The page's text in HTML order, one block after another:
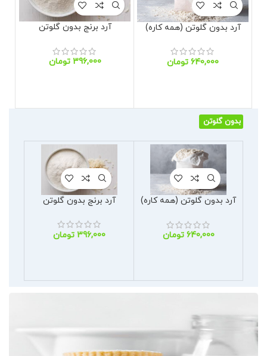
آرد بدون گلوتن (همه کاره)
تومان
آرد برنج بدون گلوتن
تومان
بدون گلوتن
آرد بدون گلوتن (همه کاره)
تومان
آرد برنج بدون گلوتن
تومان